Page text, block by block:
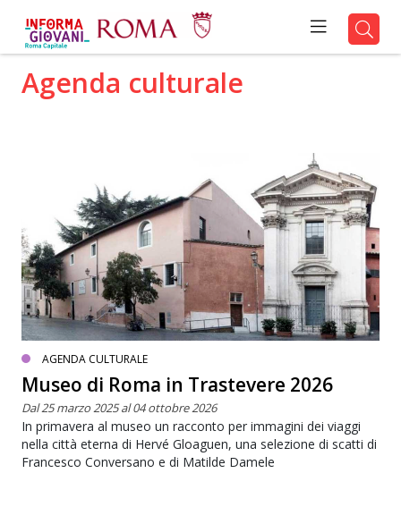
Agenda culturale
AGENDA CULTURALE
Museo di Roma in Trastevere 2026
Dal 25 marzo 2025 al 04 ottobre 2026
In primavera al museo un racconto per immagini dei viaggi
nella città eterna di Hervé Gloaguen, una selezione di scatti di
Francesco Conversano e di Matilde Damele